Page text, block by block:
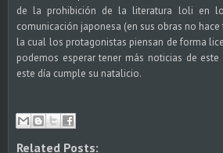
de la prohibición de la literatura loli en
comunicación japonesa (en sus obras no
la cual los protagonistas piensan de forma
podemos esperar tener más noticias de
este día cumple su natalicio.
Related Posts: